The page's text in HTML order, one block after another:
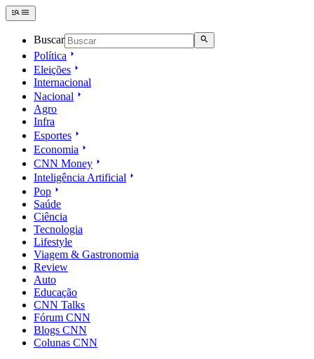
Buscar
Política
Eleições
Internacional
Nacional
Agro
Infra
Esportes
Economia
CNN Money
Inteligência Artificial
Pop
Saúde
Ciência
Tecnologia
Lifestyle
Viagem & Gastronomia
Review
Auto
Educação
CNN Talks
Fórum CNN
Blogs CNN
Colunas CNN